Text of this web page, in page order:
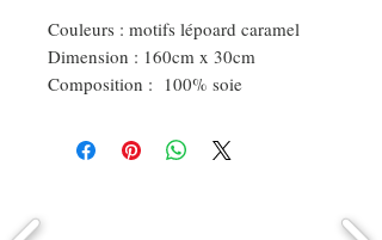
Couleurs : motifs lépoard caramel
Dimension : 160cm x 30cm
Composition : 100% soie